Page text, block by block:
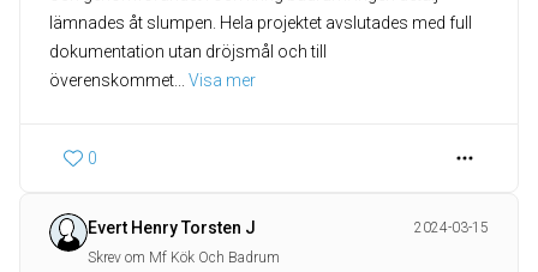
lämnades åt slumpen. Hela projektet avslutades med full
dokumentation utan dröjsmål och till
överenskommet
Visa mer
0
Evert Henry Torsten J
2024-03-15
Skrev om Mf Kök Och Badrum